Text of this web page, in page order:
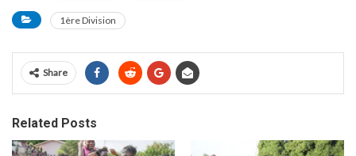
1ère Division
Share
Related Posts